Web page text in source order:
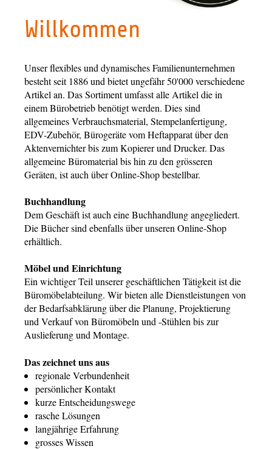
Willkommen
Unser flexibles und dynamisches Familienunternehmen
besteht seit 1886 und bietet ungefähr 50'000 verschiedene
Artikel an. Das Sortiment umfasst alle Artikel die in
einem Bürobetrieb benötigt werden. Dies sind
allgemeines Verbrauchsmaterial, Stempelanfertigung,
EDV-Zubehör, Bürogeräte vom Heftapparat über den
Aktenvernichter bis zum Kopierer und Drucker. Das
allgemeine Büromaterial bis hin zu den grösseren
Geräten, ist auch überOnline-Shopbestellbar.
Buchhandlung
Dem Geschäft ist auch eine Buchhandlung angegliedert.
Die Bücher sind ebenfalls über unserenOnline-Shop
erhältlich.
Möbel und Einrichtung
Ein wichtiger Teil unserer geschäftlichen Tätigkeit ist die
Büromöbelabteilung. Wir bieten alle Dienstleistungen von
der Bedarfsabklärung über die Planung, Projektierung
und Verkauf von Büromöbeln und -Stühlen bis zur
Auslieferung und Montage.
Das zeichnet uns aus
regionale Verbundenheit
persönlicher Kontakt
kurze Entscheidungswege
rasche Lösungen
langjährige Erfahrung
grosses Wissen